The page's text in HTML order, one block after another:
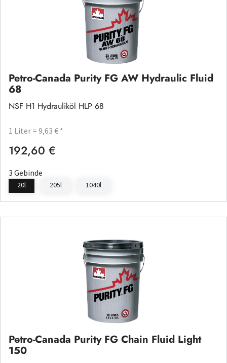
Petro-Canada Purity FG AW Hydraulic Fluid
68
NSF H1 Hydrauliköl HLP 68
1 Liter = 9,63 € *
Regulärer Preis:
192,60 €
3 Gebinde
20l 205l 1040l
Petro-Canada Purity FG Chain Fluid Light
150